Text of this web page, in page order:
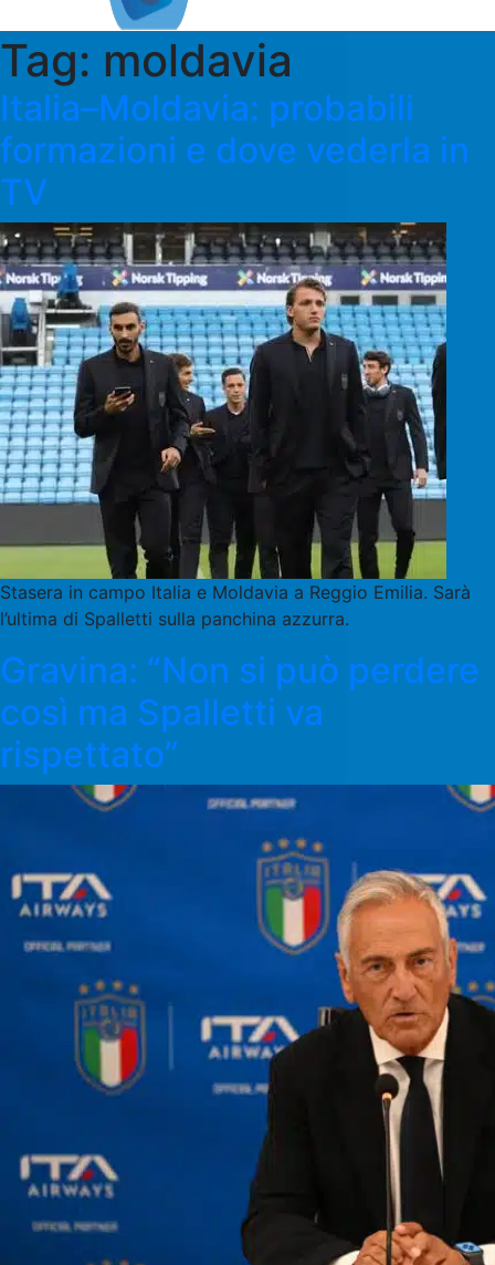
Tag: moldavia
Italia–Moldavia: probabili
formazioni e dove vederla in
TV
Stasera in campo Italia e Moldavia a Reggio Emilia. Sarà
l’ultima di Spalletti sulla panchina azzurra.
Gravina: “Non si può perdere
così ma Spalletti va
rispettato”